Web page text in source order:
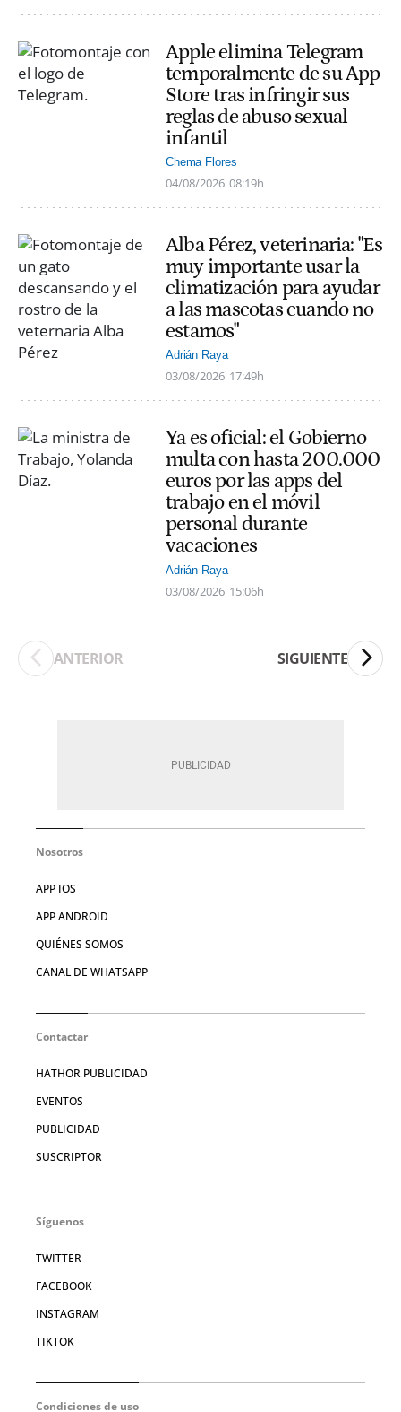
Apple elimina Telegram
temporalmente de su App
Store tras infringir sus
reglas de abuso sexual
infantil
Chema Flores
04/08/2026 08:19h
Alba Pérez, veterinaria: "Es
muy importante usar la
climatización para ayudar
a las mascotas cuando no
estamos"
Adrián Raya
03/08/2026 17:49h
Ya es oficial: el Gobierno
multa con hasta 200.000
euros por las apps del
trabajo en el móvil
personal durante
vacaciones
Adrián Raya
03/08/2026 15:06h
ANTERIOR SIGUIENTE
Nosotros
APP IOS
APP ANDROID
QUIÉNES SOMOS
CANAL DE WHATSAPP
Contactar
HATHOR PUBLICIDAD
EVENTOS
PUBLICIDAD
SUSCRIPTOR
Síguenos
TWITTER
FACEBOOK
INSTAGRAM
TIKTOK
Condiciones de uso